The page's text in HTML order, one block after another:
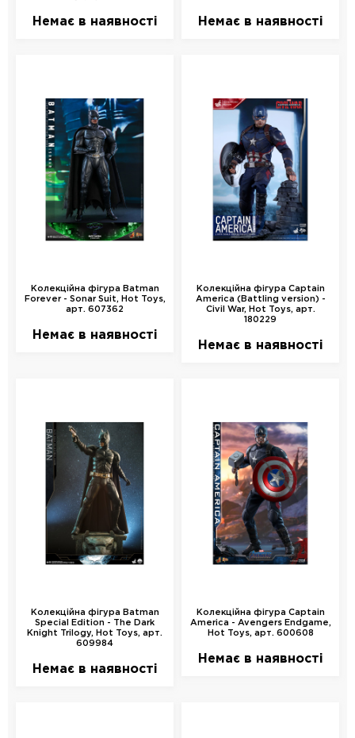
Немає в наявності Немає в наявності
Колекційна фігура Batman
Forever - Sonar Suit, Hot Toys,
арт. 607362
Немає в наявності
Колекційна фігура Captain
America (Battling version) -
Civil War, Hot Toys, арт.
180229
Немає в наявності
Колекційна фігура Batman
Special Edition - The Dark
Knight Trilogy, Hot Toys, арт.
609984
Немає в наявності
Колекційна фігура Captain
America - Avengers Endgame,
Hot Toys, арт. 600608
Немає в наявності